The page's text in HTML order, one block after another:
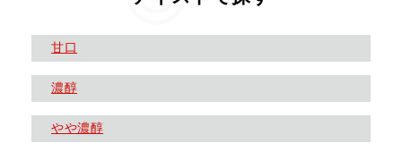
甘口
濃醇
やや濃醇